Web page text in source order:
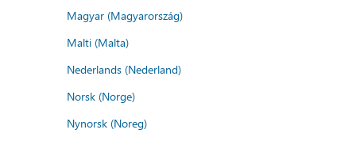
Magyar (Magyarország)
Malti (Malta)
Nederlands (Nederland)
Norsk (Norge)
Nynorsk (Noreg)